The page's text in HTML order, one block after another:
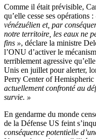
Comme il était prévisible,
qu’elle cesse ses opérations :
vénézuélien et, par
notre territoire, les eaux ne
fins », déclare la ministre
l’ONU d’activer le
terriblement agressive
Unis en juillet pour alerter,
Perry Center of Hemispheric
actuellement confronté au
survie. »
En gendarme du monde
de la Défense US feint
conséquence potentielle